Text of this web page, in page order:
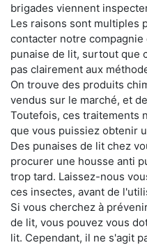
brigades viennent
Les raisons sont multiples
contacter notre
punaise de lit, surtout que
pas clairement aux
On trouve des produits
vendus sur le marché, et
Toutefois, ces traitements
que vous puissiez obtenir
Des punaises de lit chez
procurer une housse anti
trop tard. Laissez-nous
ces insectes, avant de
Si vous cherchez à
de lit, vous pouvez vous
lit. Cependant, il ne s'agit